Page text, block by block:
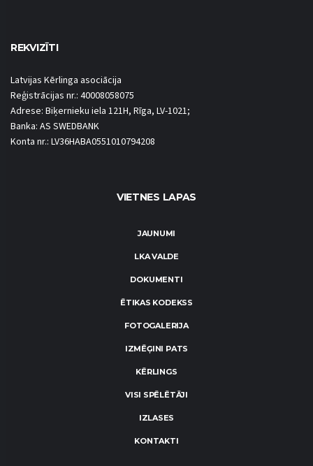
REKVIZĪTI
Latvijas Kērlinga asociācija
Reģistrācijas nr.: 40008058075
Adrese: Biķernieku iela 121H, Rīga, LV-1021;
Banka: AS SWEDBANK
Konta nr.: LV36HABA0551010794208
VIETNES LAPAS
JAUNUMI
LKA VALDE
DOKUMENTI
ĒTIKAS KODEKSS
FOTOGALERIJA
IZMĒĢINI PATS
KĒRLINGS
VISI SPĒLĒTĀJI
IZLASES
KONTAKTI